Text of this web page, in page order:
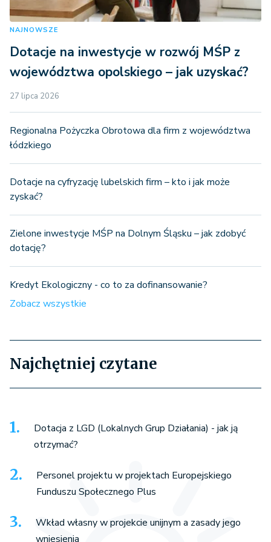
NAJNOWSZE
Dotacje na inwestycje w rozwój MŚP z
województwa opolskiego – jak uzyskać?
27 lipca 2026
Regionalna Pożyczka Obrotowa dla firm z województwa
łódzkiego
Dotacje na cyfryzację lubelskich firm – kto i jak może
zyskać?
Zielone inwestycje MŚP na Dolnym Śląsku – jak zdobyć
dotację?
Kredyt Ekologiczny - co to za dofinansowanie?
Zobacz wszystkie
Najchętniej czytane
Dotacja z LGD (Lokalnych Grup Działania) - jak ją
otrzymać?
Personel projektu w projektach Europejskiego
Funduszu Społecznego Plus
Wkład własny w projekcie unijnym a zasady jego
wniesienia